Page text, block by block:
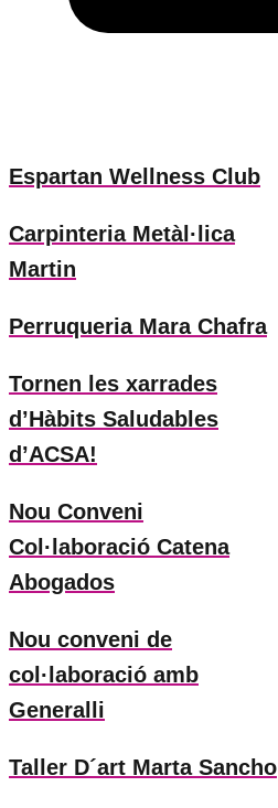
Espartan Wellness Club
Carpinteria Metàl·lica
Martin
Perruqueria Mara Chafra
Tornen les xarrades
d’Hàbits Saludables
d’ACSA!
Nou Conveni
Col·laboració Catena
Abogados
Nou conveni de
col·laboració amb
Generalli
Taller D´art Marta Sancho